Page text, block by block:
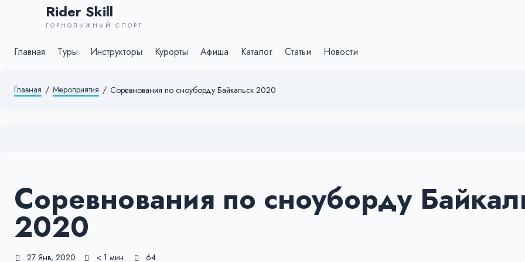
Rider Skill
ГОРНОЛЫЖНЫЙ СПОРТ
Главная Туры Инструкторы Курорты Афиша Каталог Статьи Новости
Главная / Мероприятия / Соревнования по сноуборду Байкальск 2020
Соревнования по сноуборду
2020
27 Янв, 2020 < 1 мин. 64